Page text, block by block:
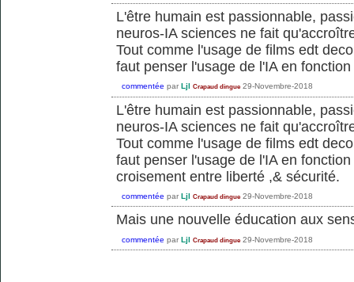
L'être humain est passionnable,
neuros-IA sciences ne fait
Tout comme l'usage de films edt
faut penser l'usage de l'IA en
commentée par Ljl Crapaud dingue 29-Novembre-2018
L'être humain est passionnable,
neuros-IA sciences ne fait
Tout comme l'usage de films edt
faut penser l'usage de l'IA en
croisement entre liberté ,& sécurité.
commentée par Ljl Crapaud dingue 29-Novembre-2018
Mais une nouvelle éducation aux
commentée par Ljl Crapaud dingue 29-Novembre-2018